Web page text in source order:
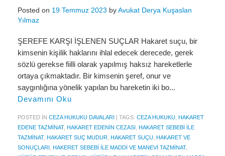
İdare ve Vergi Hukuku
Basında Derya Kuşaslan
HESAPLAMA ARAÇLARI
İhbar Tazminatı Hesaplama
Kıdem Tazminatı Hesaplama
Fazla Mesai Hesaplama
İşsizlik Maaşı Hesaplama
Posted on 19 Temmuz 2023 byAvukat Derya Kuşaslan
Yılmaz
ŞEREFE KARŞI İŞLENEN SUÇLAR Hakaret suçu, bir
kimsenin kişilik haklarını ihlal edecek derecede, gerek
sözlü gerekse fiilli olarak yapılmış haksız hareketlerle
ortaya çıkmaktadır. Bir kimsenin şeref, onur ve
saygınlığına yönelik yapılan bu hareketin iki bo...
Devamını Oku
POSTED IN CEZA HUKUKU DAVALARI | TAGS: CEZA HUKUKU HAKARET
EDENE TAZMINAT, HAKARET EDENIN CEZASI HAKARET SEBEBI ILE
TAZMINAT, HAKARET SUÇ MUDUR HAKARET SUÇU HAKARET VE
SONUÇLARI HAKERET SEBEBI ILE MADDI VE MANEVI TAZMINAT,